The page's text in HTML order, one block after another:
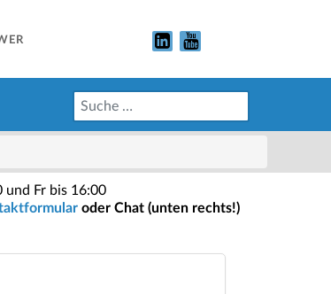
Fr bis 16:00
oder Chat (unten rechts!)